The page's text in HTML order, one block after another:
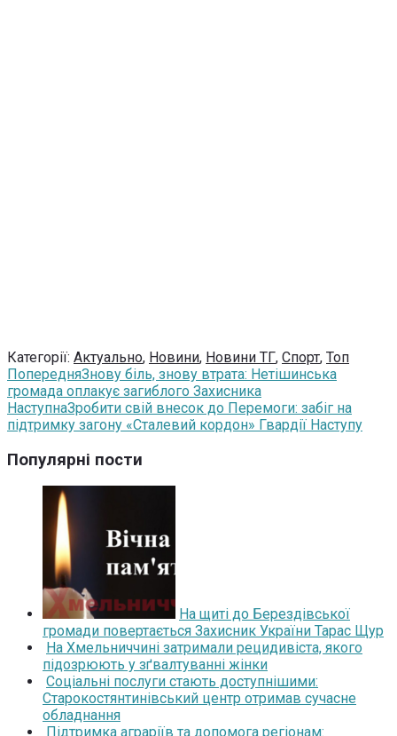
Категорії: Актуально, Новини, Новини ТГ, Спорт, Топ
ПопередняЗнову біль, знову втрата: Нетішинська
громада оплакує загиблого Захисника
НаступнаЗробити свій внесок до Перемоги: забіг на
підтримку загону «Сталевий кордон» Гвардії Наступу
Популярні пости
На щиті до Берездівської
громади повертається Захисник України Тарас Щур
На Хмельниччині затримали рецидивіста, якого
підозрюють у зґвалтуванні жінки
Соціальні послуги стають доступнішими:
Старокостянтинівський центр отримав сучасне
обладнання
Підтримка аграріїв та допомога регіонам: